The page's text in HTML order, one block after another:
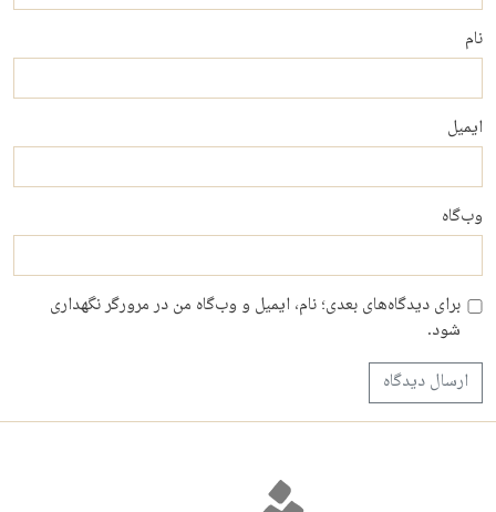
نام
ایمیل
وب‌گاه
برای دیدگاه‌های بعدی؛ نام، ایمیل و وب‌گاه من در مرورگر نگهداری
شود.